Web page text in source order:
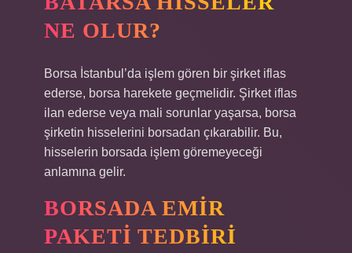
NE OLUR?
Borsa İstanbul’da işlem gören bir şirket iflas
ederse, borsa harekete geçmelidir. Şirket iflas
ilan ederse veya mali sorunlar yaşarsa, borsa
şirketin hisselerini borsadan çıkarabilir. Bu,
hisselerin borsada işlem göremeyeceği
anlamına gelir.
BORSADA EMIR
PAKETI TEDBIRI